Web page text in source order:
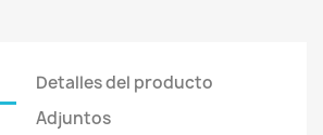
Detalles del producto
Adjuntos